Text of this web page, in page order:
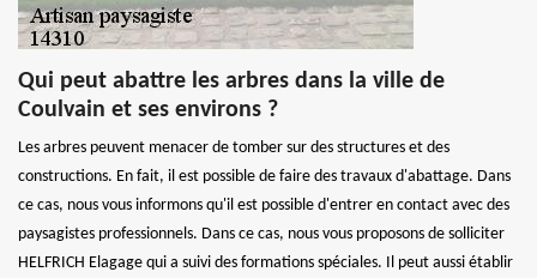
Qui peut abattre les arbres dans la ville de
Coulvain et ses environs ?
Les arbres peuvent menacer de tomber sur des structures et des
constructions. En fait, il est possible de faire des travaux d'abattage. Dans
ce cas, nous vous informons qu'il est possible d'entrer en contact avec des
paysagistes professionnels. Dans ce cas, nous vous proposons de solliciter
HELFRICH Elagage qui a suivi des formations spéciales. Il peut aussi établir